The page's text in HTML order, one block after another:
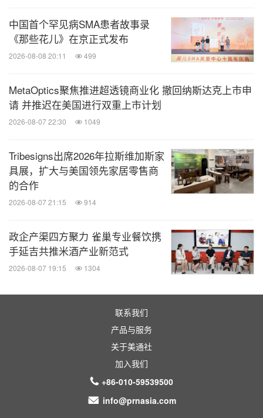
整、表达清晰、构造透明，这非常符合绿色生态的概
念和我们的价值观。木结构凝聚了人类古老的建造智
慧，同时又散发着迷人的大自然的清香，可谓尽善尽
美。"
"木构建筑带有一种身体性的隐喻，能够唤起建筑与
快节奏的生活方式，以及当代建筑师都在进行哪些木
结构的建筑实践？在这些问题的引导下，"无尽：当
代木结构实践展"应运而生。"
本次展览的策展人之一、加拿大木业市场传讯高级经
理薛迪（Dora Xue）女士，介绍了此次展览的源起，
并为嘉宾讲述了作为人类历史、文化、艺术、工学与
"当代木结构不仅唤起了中国人最古老的记忆，同时
也是超前的、属于未来的，它充满了自由、协调以及
本次展览的策展人之一、《城市 环境 设计》
中国首个罕见病SMA患者故事录
《那些花儿》在京正式发布
2026-08-08 20:11 499
MetaOptics聚焦推进超透镜商业化 撤回纳斯达克上市申
请 并推迟在美国进行双重上市计划
2026-08-07 22:30 1049
Tribesigns出席2026年拉斯维加斯家
具展，扩大与美国领先家居零售商
的合作
2026-08-07 21:15 914
政企产渠四方聚力 雀巢专业餐饮携
手延吉共推米酒产业新范式
2026-08-07 19:15 1304
联系我们
产品与服务
关于美通社
加入我们
+86-010-59539500
info@prnasia.com